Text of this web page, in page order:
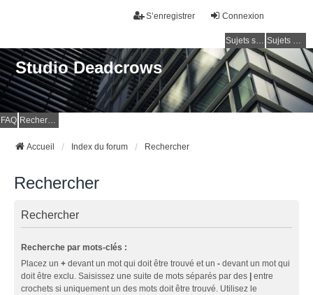
Connexion
S’enregistrer
Sujets sans réponse Sujets actifs
Studio Deadcrows
FAQ Rechercher
Accueil Index du forum Rechercher
Rechercher
Rechercher
Recherche par mots-clés :
Placez un + devant un mot qui doit être trouvé et un - devant un mot qui
doit être exclu. Saisissez une suite de mots séparés par des | entre
crochets si uniquement un des mots doit être trouvé. Utilisez le